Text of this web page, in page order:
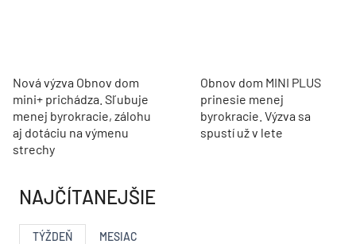
Nová výzva Obnov dom
mini+ prichádza. Sľubuje
menej byrokracie, zálohu
aj dotáciu na výmenu
strechy
Obnov dom MINI PLUS
prinesie menej
byrokracie. Výzva sa
spustí už v lete
NAJČÍTANEJŠIE
TÝŽDEŇ MESIAC